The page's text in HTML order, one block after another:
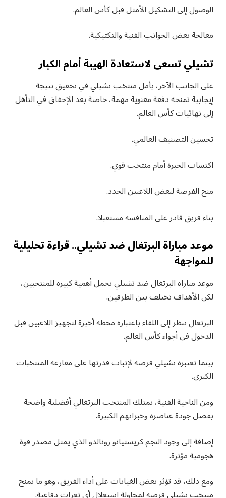
الوصول إلى التشكيل الأمثل قبل كأس العالم.
معالجة بعض الجوانب الفنية والتكتيكية.
تشيلي تسعى لاستعادة الهيبة أمام الكبار
على الجانب الآخر، يأمل منتخب تشيلي في تحقيق نتيجة
إيجابية تمنحه دفعة معنوية مهمة، خاصة بعد الإخفاق في التأهل
إلى نهائيات كأس العالم.
تحسين التصنيف العالمي.
اكتساب الخبرة أمام منتخب قوي.
منح الفرصة لبعض اللاعبين الجدد.
بناء فريق قادر على المنافسة مستقبلا.
موعد مباراة البرتغال ضد تشيلي.. قراءة تحليلية
للمواجهة
موعد مباراة البرتغال ضد تشيلي يحمل أهمية كبيرة للمنتخبين،
لكن الأهداف تختلف بين الطرفين.
البرتغال تنظر إلى اللقاء باعتباره محطة أخيرة لتجهيز اللاعبين قبل
الدخول في أجواء كأس العالم.
بينما تعتبره تشيلي فرصة لإثبات قدرتها على مقارعة المنتخبات
الكبرى.
ومن الناحية الفنية، يمتلك المنتخب البرتغالي أفضلية واضحة
بفضل جودة عناصره وخبراتهم الكبيرة.
إضافة إلى وجود النجم كريستيانو رونالدو الذي يمثل مصدر قوة
هجومية مؤثرة.
ومع ذلك، قد تؤثر بعض الغيابات على أداء الفريق، وهو ما يمنح